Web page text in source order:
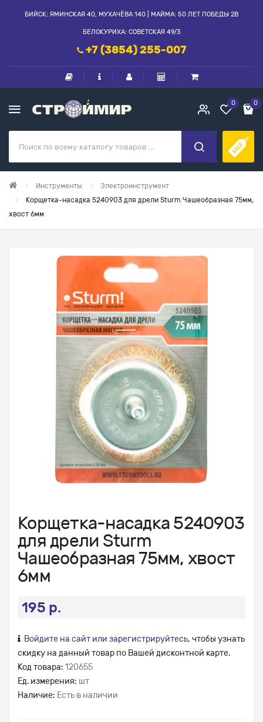
БИЙСК: ЯМИНСКАЯ 40, МУХАЧЁВА 140 | МАЙМА: 50 ЛЕТ ПОБЕДЫ 2В
БЕЛОКУРИХА: СОВЕТСКАЯ 49/3
+7 (3854) 255-007
0 0
Инструменты
Электроинструмент
Корщетка-насадка 5240903 для дрели Sturm Чашеобразная 75мм,
хвост 6мм
Корщетка-насадка 5240903
для дрели Sturm
Чашеобразная 75мм, хвост
6мм
195 р.
Войдите на сайт или зарегистрируйтесь, чтобы узнать
скидку на данный товар по Вашей дисконтной карте.
Код товара: 120655
Ед. измерения: шт
Наличие: Есть в наличии